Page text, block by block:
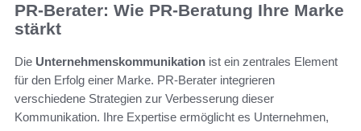
PR-Berater: Wie PR-Beratung Ihre Marke
stärkt
Die Unternehmenskommunikation ist ein zentrales Element
für den Erfolg einer Marke. PR-Berater integrieren
verschiedene Strategien zur Verbesserung dieser
Kommunikation. Ihre Expertise ermöglicht es Unternehmen,